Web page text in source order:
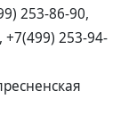
253-86-90,
+7(499) 253-94-